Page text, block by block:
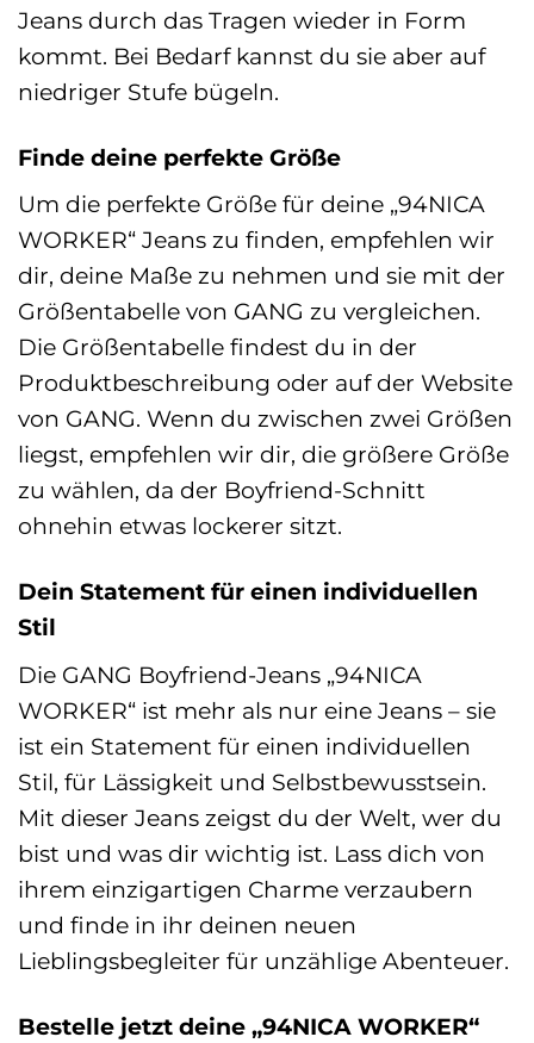
Jeans durch das Tragen wieder in Form
kommt. Bei Bedarf kannst du sie aber auf
niedriger Stufe bügeln.
Finde deine perfekte Größe
Um die perfekte Größe für deine „94NICA
WORKER“ Jeans zu finden, empfehlen wir
dir, deine Maße zu nehmen und sie mit der
Größentabelle von GANG zu vergleichen.
Die Größentabelle findest du in der
Produktbeschreibung oder auf der Website
von GANG. Wenn du zwischen zwei Größen
liegst, empfehlen wir dir, die größere Größe
zu wählen, da der Boyfriend-Schnitt
ohnehin etwas lockerer sitzt.
Dein Statement für einen individuellen
Stil
Die GANG Boyfriend-Jeans „94NICA
WORKER“ ist mehr als nur eine Jeans – sie
ist ein Statement für einen individuellen
Stil, für Lässigkeit und Selbstbewusstsein.
Mit dieser Jeans zeigst du der Welt, wer du
bist und was dir wichtig ist. Lass dich von
ihrem einzigartigen Charme verzaubern
und finde in ihr deinen neuen
Lieblingsbegleiter für unzählige Abenteuer.
Bestelle jetzt deine „94NICA WORKER“